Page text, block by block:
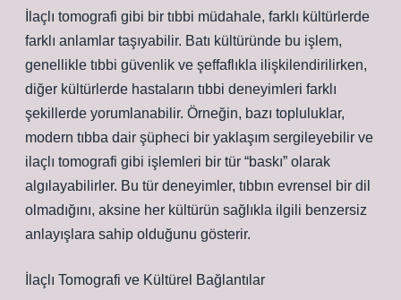
İlaçlı tomografi gibi bir tıbbi müdahale, farklı kültürlerde
farklı anlamlar taşıyabilir. Batı kültüründe bu işlem,
genellikle tıbbi güvenlik ve şeffaflıkla ilişkilendirilirken,
diğer kültürlerde hastaların tıbbi deneyimleri farklı
şekillerde yorumlanabilir. Örneğin, bazı topluluklar,
modern tıbba dair şüpheci bir yaklaşım sergileyebilir ve
ilaçlı tomografi gibi işlemleri bir tür “baskı” olarak
algılayabilirler. Bu tür deneyimler, tıbbın evrensel bir dil
olmadığını, aksine her kültürün sağlıkla ilgili benzersiz
anlayışlara sahip olduğunu gösterir.
İlaçlı Tomografi ve Kültürel Bağlantılar